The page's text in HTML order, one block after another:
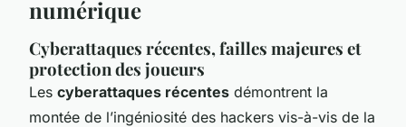
numérique
Cyberattaques récentes, failles majeures et
protection des joueurs
Les cyberattaques récentes démontrent la
montée de l’ingéniosité des hackers vis-à-vis de la